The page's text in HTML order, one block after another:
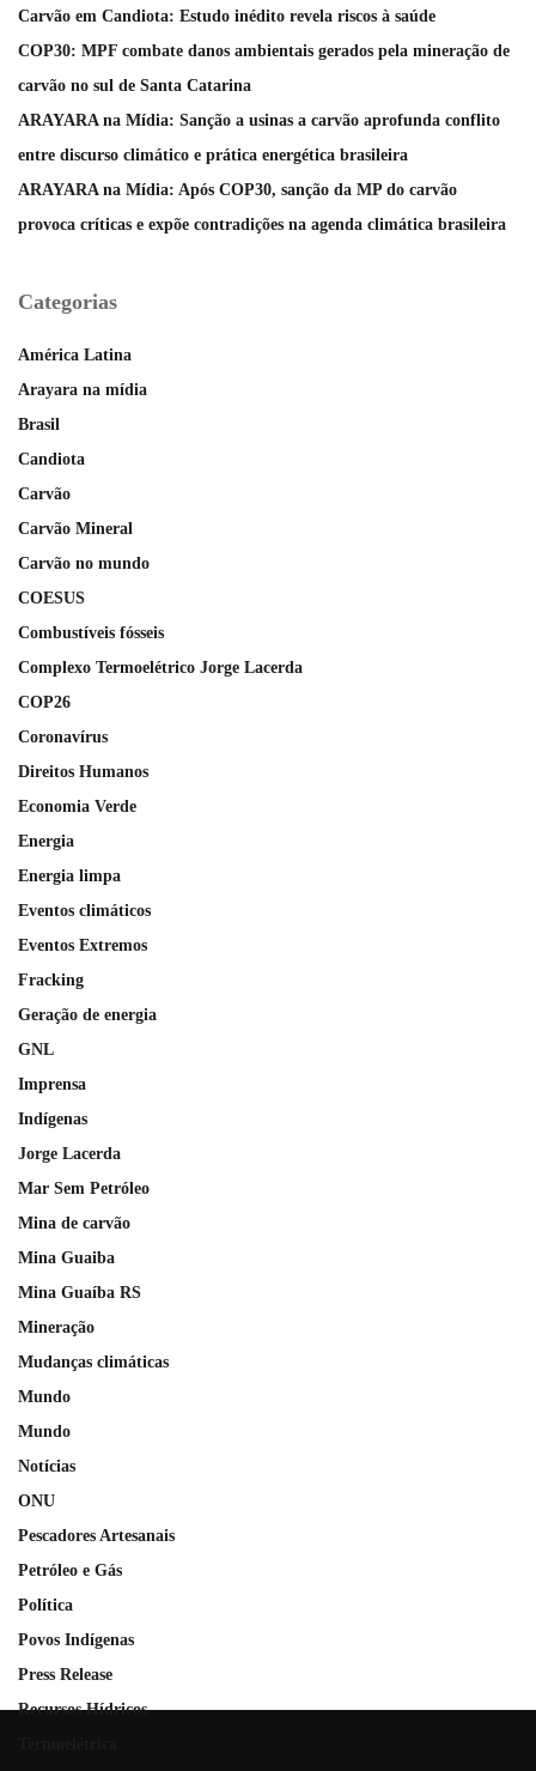
Carvão em Candiota: Estudo inédito revela riscos à saúde
COP30: MPF combate danos ambientais gerados pela mineração de
carvão no sul de Santa Catarina
ARAYARA na Mídia: Sanção a usinas a carvão aprofunda conflito
entre discurso climático e prática energética brasileira
ARAYARA na Mídia: Após COP30, sanção da MP do carvão
provoca críticas e expõe contradições na agenda climática brasileira
Categorias
América Latina
Arayara na mídia
Brasil
Candiota
Carvão
Carvão Mineral
Carvão no mundo
COESUS
Combustíveis fósseis
Complexo Termoelétrico Jorge Lacerda
COP26
Coronavírus
Direitos Humanos
Economia Verde
Energia
Energia limpa
Eventos climáticos
Eventos Extremos
Fracking
Geração de energia
GNL
Imprensa
Indígenas
Jorge Lacerda
Mar Sem Petróleo
Mina de carvão
Mina Guaiba
Mina Guaíba RS
Mineração
Mudanças climáticas
Mundo
Mundo
Notícias
ONU
Pescadores Artesanais
Petróleo e Gás
Política
Povos Indígenas
Press Release
Recursos Hídricos